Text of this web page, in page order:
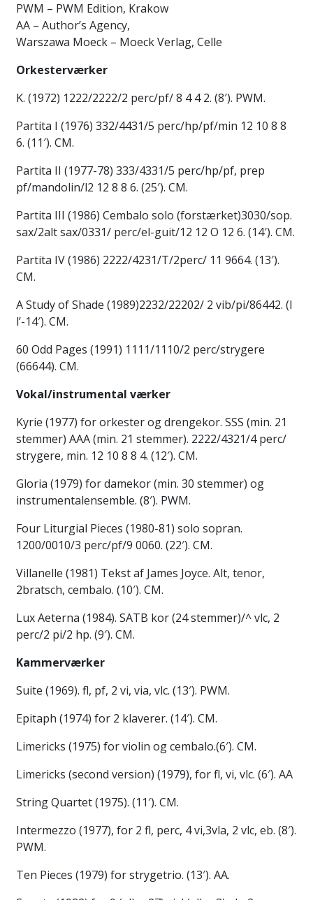
PWM – PWM Edition, Krakow
AA – Author’s Agency,
Warszawa Moeck – Moeck Verlag, Celle
Orkesterværker
K. (1972) 1222/2222/2 perc/pf/ 8 4 4 2. (8′). PWM.
Partita I (1976) 332/4431/5 perc/hp/pf/min 12 10 8 8
6. (11′). CM.
Partita II (1977-78) 333/4331/5 perc/hp/pf, prep
pf/mandolin/l2 12 8 8 6. (25′). CM.
Partita III (1986) Cembalo solo (forstærket)3030/sop.
sax/2alt sax/0331/ perc/el-guit/12 12 O 12 6. (14′). CM.
Partita IV (1986) 2222/4231/T/2perc/ 11 9664. (13′).
CM.
A Study of Shade (1989)2232/22202/ 2 vib/pi/86442. (l
l’-14′). CM.
60 Odd Pages (1991) 1111/1110/2 perc/strygere
(66644). CM.
Vokal/instrumental værker
Kyrie (1977) for orkester og drengekor. SSS (min. 21
stemmer) AAA (min. 21 stemmer). 2222/4321/4 perc/
strygere, min. 12 10 8 8 4. (12′). CM.
Gloria (1979) for damekor (min. 30 stemmer) og
instrumentalensemble. (8′). PWM.
Four Liturgial Pieces (1980-81) solo sopran.
1200/0010/3 perc/pf/9 0060. (22′). CM.
Villanelle (1981) Tekst af James Joyce. Alt, tenor,
2bratsch, cembalo. (10′). CM.
Lux Aeterna (1984). SATB kor (24 stemmer)/^ vlc, 2
perc/2 pi/2 hp. (9′). CM.
Kammerværker
Suite (1969). fl, pf, 2 vi, via, vlc. (13′). PWM.
Epitaph (1974) for 2 klaverer. (14′). CM.
Limericks (1975) for violin og cembalo.(6′). CM.
Limericks (second version) (1979), for fl, vi, vlc. (6′). AA
String Quartet (1975). (11′). CM.
Intermezzo (1977), for 2 fl, perc, 4 vi,3vla, 2 vlc, eb. (8′).
PWM.
Ten Pieces (1979) for strygetrio. (13′). AA.